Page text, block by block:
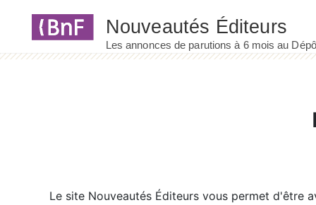
Le site Nouveautés Éditeurs vous permet d'être